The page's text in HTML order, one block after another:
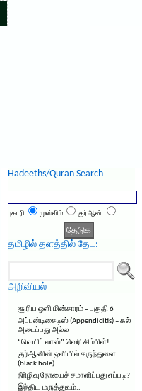
Hadeeths/Quran Search
புகாரி முஸ்லிம் குர்ஆன்
தமிழில் தளத்தில் தேட:
அறிவியல்
சூரிய ஒளி மின்சாரம் – பகுதி 6
அப்பன்டிசைடிஸ் (Appendicitis) – கல்
அடைப்பது அல்ல
“வெயிட் லாஸ்” வெரி சிம்பிள்!
குர்ஆனின் ஒளியில் கருந்துளை
(black hole)
நீரிழிவு நோயைச் சமாளிப்பது எப்படி?
இந்திய மருத்துவம்..